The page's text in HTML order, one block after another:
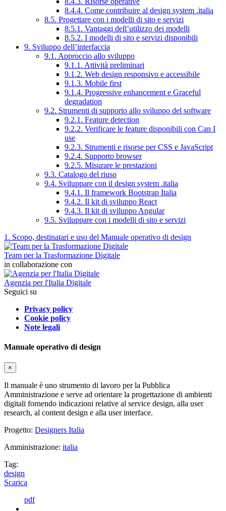
8.4.4. Come contribuire al design system .italia
8.5. Progettare con i modelli di sito e servizi
8.5.1. Vantaggi dell’utilizzo dei modelli
8.5.2. I modelli di sito e servizi disponibili
9. Sviluppo dell’interfaccia
9.1. Approccio allo sviluppo
9.1.1. Attività preliminari
9.1.2. Web design responsivo e accessibile
9.1.3. Mobile first
9.1.4. Progressive enhancement e Graceful
degradation
9.2. Strumenti di supporto allo sviluppo del software
9.2.1. Feature detection
9.2.2. Verificare le feature disponibili con Can I
use
9.2.3. Strumenti e risorse per CSS e JavaScript
9.2.4. Supporto browser
9.2.5. Misurare le prestazioni
9.3. Catalogo del riuso
9.4. Sviluppare con il design system .italia
9.4.1. Il framework Bootstrap Italia
9.4.2. Il kit di sviluppo React
9.4.3. Il kit di sviluppo Angular
9.5. Sviluppare con i modelli di sito e servizi
1. Scopo, destinatari e uso del Manuale operativo di design
Team per la Trasformazione Digitale
in collaborazione con
Agenzia per l'Italia Digitale
Seguici su
Privacy policy
Cookie policy
Note legali
Manuale operativo di design
×
Il manuale è uno strumento di lavoro per la Pubblica
Amministrazione e serve ad orientare la progettazione di ambienti
digitali fornendo indicazioni relative al service design, alla user
research, al content design e alla user interface.
Progetto: Designers Italia
Amministrazione: italia
Tag:
design
Scarica
pdf